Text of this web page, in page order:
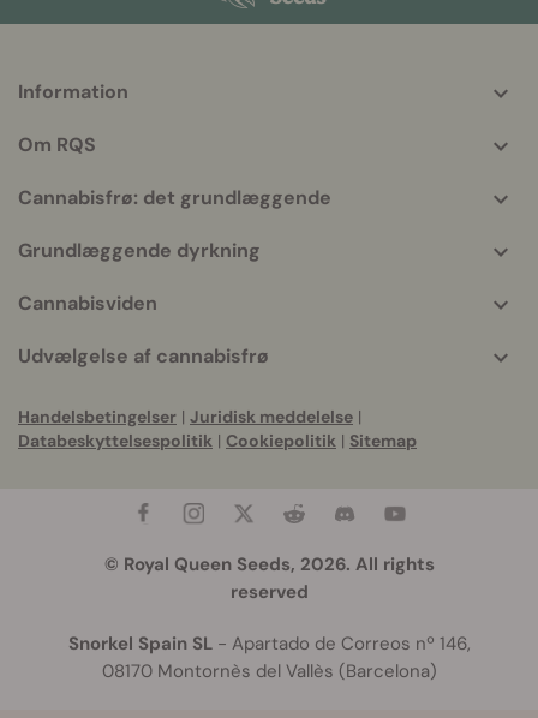
info
Information
Om RQS
Cannabisfrø: det grundlæggende
Grundlæggende dyrkning
Cannabisviden
Udvælgelse af cannabisfrø
Handelsbetingelser | Juridisk meddelelse |
Databeskyttelsespolitik | Cookiepolitik | Sitemap
© Royal Queen Seeds, 2026. All rights
reserved
Snorkel Spain SL- Apartado de Correos nº 146,
08170 Montornès del Vallès (Barcelona)